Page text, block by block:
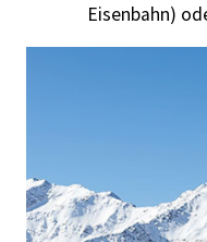
Eisenbahn)